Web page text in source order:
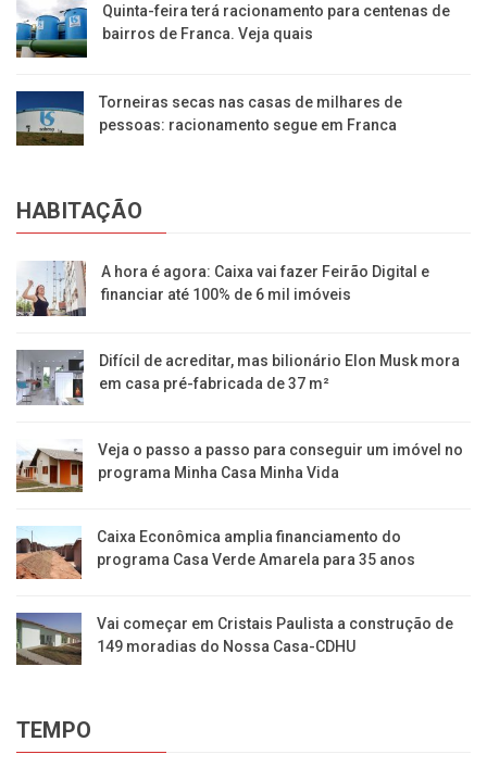
Quinta-feira terá racionamento para centenas de
bairros de Franca. Veja quais
Torneiras secas nas casas de milhares de
pessoas: racionamento segue em Franca
HABITAÇÃO
A hora é agora: Caixa vai fazer Feirão Digital e
financiar até 100% de 6 mil imóveis
Difícil de acreditar, mas bilionário Elon Musk mora
em casa pré-fabricada de 37 m²
Veja o passo a passo para conseguir um imóvel no
programa Minha Casa Minha Vida
Caixa Econômica amplia financiamento do
programa Casa Verde Amarela para 35 anos
Vai começar em Cristais Paulista a construção de
149 moradias do Nossa Casa-CDHU
TEMPO